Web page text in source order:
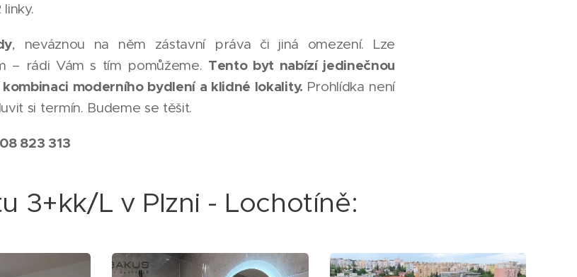
, neváznou na něm zástavní práva či jiná omezení. Lze
– rádi Vám s tím pomůžeme. Tento byt nabízí jedinečnou
moderního bydlení a klidné lokality. Prohlídka není
si termín. Budeme se těšit.
823 313
3+kk/L v Plzni - Lochotíně: